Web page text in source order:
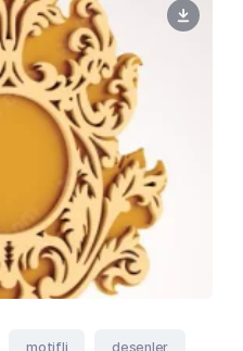
motifli desenler